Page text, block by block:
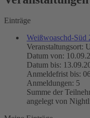
Einträge
Weißwoaschd-Süd
Veranstaltungsort:
Datum von:
Datum bis:
Anmeldefrist bis:
Anmeldungen: 5
Summe der
angelegt von